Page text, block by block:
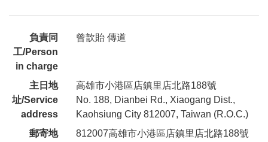
負責同
工/Person
in charge
曾歆貽 傳道
主日地
址/Service
address
高雄市小港區店鎮里店北路188號
No. 188, Dianbei Rd., Xiaogang Dist.,
Kaohsiung City 812007, Taiwan (R.O.C.)
郵寄地
812007高雄市小港區店鎮里店北路188號